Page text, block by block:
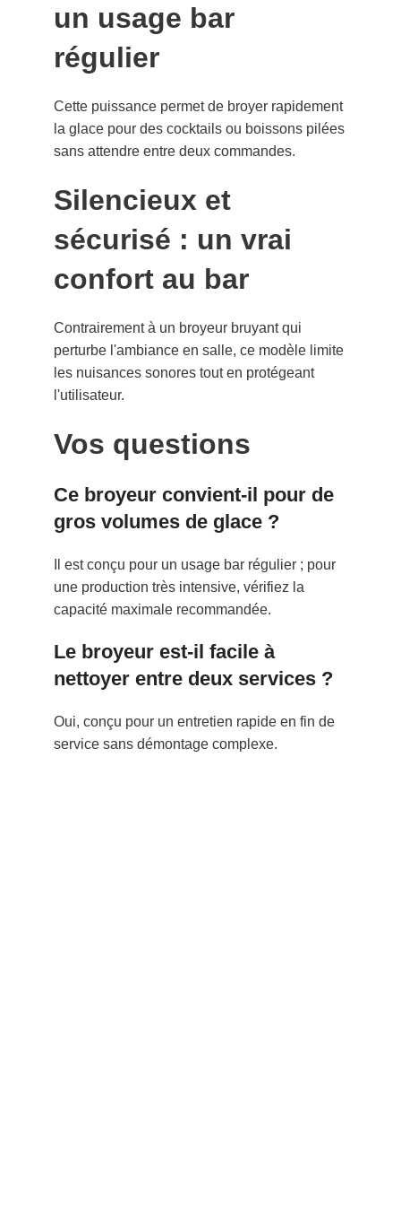
un usage bar
régulier
Cette puissance permet de broyer rapidement
la glace pour des cocktails ou boissons pilées
sans attendre entre deux commandes.
Silencieux et
sécurisé : un vrai
confort au bar
Contrairement à un broyeur bruyant qui
perturbe l'ambiance en salle, ce modèle limite
les nuisances sonores tout en protégeant
l'utilisateur.
Vos questions
Ce broyeur convient-il pour de
gros volumes de glace ?
Il est conçu pour un usage bar régulier ; pour
une production très intensive, vérifiez la
capacité maximale recommandée.
Le broyeur est-il facile à
nettoyer entre deux services ?
Oui, conçu pour un entretien rapide en fin de
service sans démontage complexe.